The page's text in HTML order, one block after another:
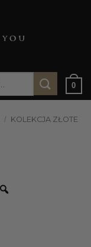
0
/ KOLEKCJA ZŁOTE